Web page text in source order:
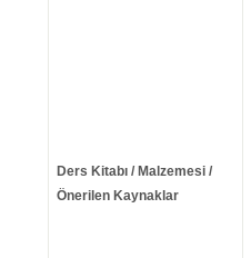
Ders Kitabı / Malzemesi /
Önerilen Kaynaklar